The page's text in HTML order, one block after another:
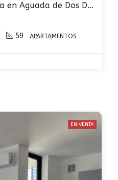
Apartamento en Venta en Aguada de Dos Dormitorios sobre Av. Libertador
59 APARTAMENTOS
EN VENTA